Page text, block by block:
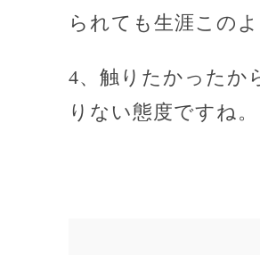
られても生涯この
4、触りたかったか
りない態度ですね